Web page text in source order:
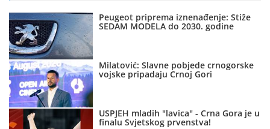
Peugeot priprema iznenađenje: Stiže
SEDAM MODELA do 2030. godine
Milatović: Slavne pobjede crnogorske
vojske pripadaju Crnoj Gori
USPJEH mladih "lavica" - Crna Gora je u
finalu Svjetskog prvenstva!